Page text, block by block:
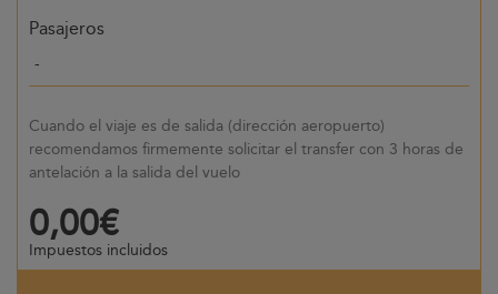
Pasajeros
Cuando el viaje es de salida (dirección aeropuerto)
recomendamos firmemente solicitar el transfer con 3 horas de
antelación a la salida del vuelo
0,00€
Impuestos incluidos